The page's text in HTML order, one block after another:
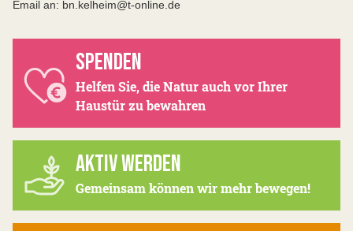
Email an: bn.kelheim@t-online.de
SPENDEN
Helfen Sie, die Natur auch vor Ihrer
Haustür zu bewahren
AKTIV WERDEN
Gemeinsam können wir mehr bewegen!